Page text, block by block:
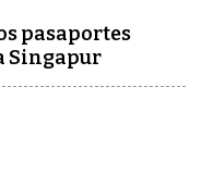
pasaportes
Singapur